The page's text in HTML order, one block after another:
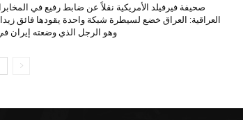
صحيفة فيرفيلد الأمريكية نقلاً عن ضابط رفيع في
العراقية: العراق خضع لسيطرة شبكة واحدة يقودها فائق
وهو الرجل الذي وضعته إيران